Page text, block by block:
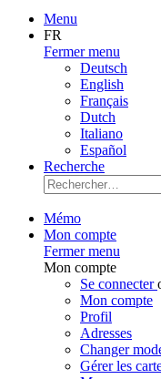
Menu
FR
Fermer menu
Deutsch
English
Français
Dutch
Italiano
Español
Recherche
Mémo
Mon compte
Fermer menu
Mon compte
Se connecter
Mon compte
Profil
Adresses
Changer
Gérer les